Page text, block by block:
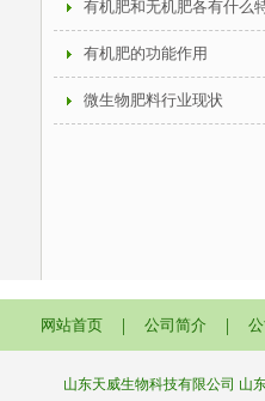
有机肥和无机肥各有什么
有机肥的功能作用
微生物肥料行业现状
网站首页 | 公司简介 |
山东天威生物科技有限公司 山